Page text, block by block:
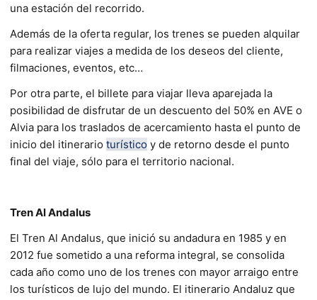
una estación del recorrido.
Además de la oferta regular, los trenes se pueden alquilar
para realizar viajes a medida de los deseos del cliente,
filmaciones, eventos, etc…
Por otra parte, el billete para viajar lleva aparejada la
posibilidad de disfrutar de un descuento del 50% en AVE o
Alvia para los traslados de acercamiento hasta el punto de
inicio del itinerario turístico y de retorno desde el punto
final del viaje, sólo para el territorio nacional.
Tren Al Andalus
El Tren Al Andalus, que inició su andadura en 1985 y en
2012 fue sometido a una reforma integral, se consolida
cada año como uno de los trenes con mayor arraigo entre
los turísticos de lujo del mundo. El itinerario Andaluz que